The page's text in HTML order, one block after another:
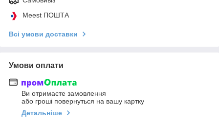
Meest ПОШТА
Всі умови доставки
Умови оплати
Ви отримаєте замовлення
або гроші повернуться на вашу картку
Детальніше